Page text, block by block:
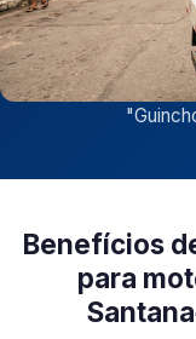
"
Benefícios
para